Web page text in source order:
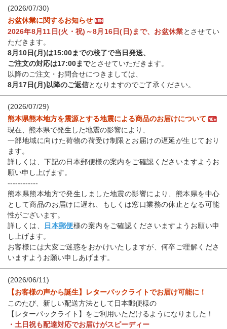
(2026/07/30)
お盆休業に関するお知らせ
2026年8月11日(火・祝)～8月16日(日)まで、お盆休業とさせてい
ただきます。
8月10日(月)は15:00までの校了で当日発送、
ご注文の対応は17:00までとさせていただきます。
以降のご注文・お問合せにつきましては、
8月17日(月)以降のご返信となりますのでご了承ください。
(2026/07/29)
熊本県熊本地方を震源とする地震による商品のお届けについて
現在、熊本県で発生した地震の影響により、
一部地域に向けた荷物の荷受け制限とお届けの遅延が生じており
ます。
詳しくは、下記の日本郵便様の案内をご確認くださいますようお
願い申し上げます。
------------
熊本県熊本地方で発生しました地震の影響により、熊本県を中心
として商品のお届けに遅れ、もしくは窓口業務の休止となる可能
性がございます。
詳しくは、
日本郵便様の案内をご確認くださいますようお願い申
し上げます。
お客様には大変ご迷惑をおかけいたしますが、何卒ご理解くださ
いますようお願い申しあげます。
(2026/06/11)
【お客様の声から誕生】レターパックライトでお届け可能に！
このたび、新しい配送方法として日本郵便様の
【レターパックライト】をご利用いただけるようになりました！
・土日祝も配達対応でお届けがスピーディー